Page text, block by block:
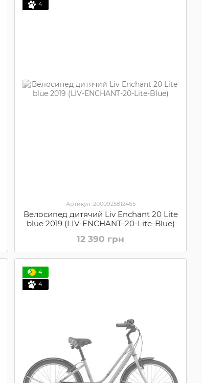
4
Артикул: 2000925812465
Велосипед дитячий Liv Enchant 20 Lite
blue 2019 (LIV-ENCHANT-20-Lite-Blue)
12 390 грн
4
4